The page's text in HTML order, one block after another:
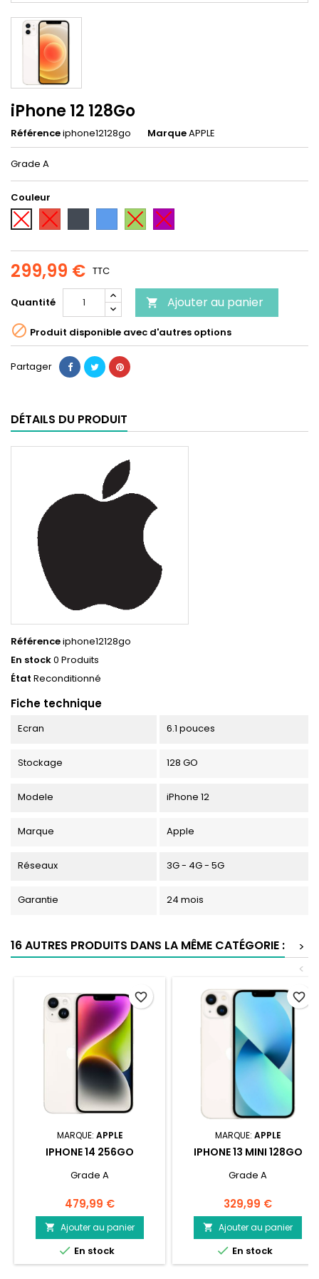
iPhone 12 128Go
Référenceiphone12128go MarqueAPPLE
Grade A
Couleur
Blanc
Rouge Vert Violet
299,99 € TTC
Quantité  Ajouter au panier
 Produit disponible avec d'autres options
Partager
DÉTAILS DU PRODUIT
Référenceiphone12128go
En stock0 Produits
État Reconditionné
Fiche technique
Ecran 6.1 pouces
Stockage 128 GO
Modele iPhone 12
Marque Apple
Réseaux 3G - 4G - 5G
Garantie 24 mois
16 AUTRES PRODUITS DANS LA MÊME CATÉGORIE :
>
<
MARQUE: APPLE
IPHONE 14 256GO
Grade A
Prix
479,99 €
 Ajouter au panier
 En stock
favorite_border
MARQUE: APPLE
IPHONE 13 MINI 128GO
Grade A
Prix
329,99 €
 Ajouter au panier
 En stock
favorite_border